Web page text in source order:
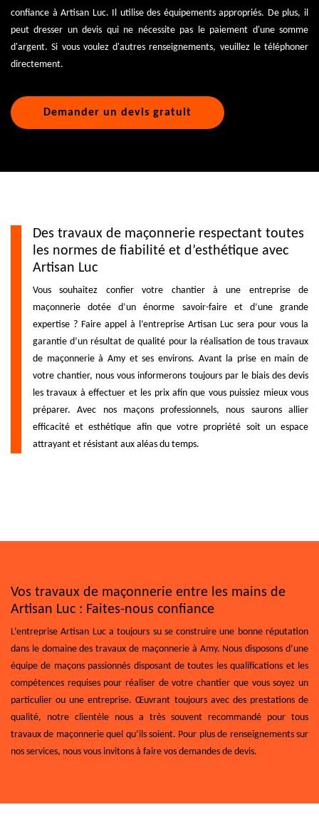
confiance à Artisan Luc. Il utilise des équipements appropriés. De plus, il
peut dresser un devis qui ne nécessite pas le paiement d'une somme
d'argent. Si vous voulez d'autres renseignements, veuillez le téléphoner
directement.
Demander un devis gratuit
Des travaux de maçonnerie respectant toutes
les normes de fiabilité et d’esthétique avec
Artisan Luc
Vous souhaitez confier votre chantier à une entreprise de
maçonnerie dotée d’un énorme savoir-faire et d’une grande
expertise ? Faire appel à l’entreprise Artisan Luc sera pour vous la
garantie d’un résultat de qualité pour la réalisation de tous travaux
de maçonnerie à Amy et ses environs. Avant la prise en main de
votre chantier, nous vous informerons toujours par le biais des devis
les travaux à effectuer et les prix afin que vous puissiez mieux vous
préparer. Avec nos maçons professionnels, nous saurons allier
efficacité et esthétique afin que votre propriété soit un espace
attrayant et résistant aux aléas du temps.
Vos travaux de maçonnerie entre les mains de
Artisan Luc : Faites-nous confiance
L’entreprise Artisan Luc a toujours su se construire une bonne réputation
dans le domaine des travaux de maçonnerie à Amy. Nous disposons d’une
équipe de maçons passionnés disposant de toutes les qualifications et les
compétences requises pour réaliser de votre chantier que vous soyez un
particulier ou une entreprise. Œuvrant toujours avec des prestations de
qualité, notre clientèle nous a très souvent recommandé pour tous
travaux de maçonnerie quel qu’ils soient. Pour plus de renseignements sur
nos services, nous vous invitons à faire vos demandes de devis.